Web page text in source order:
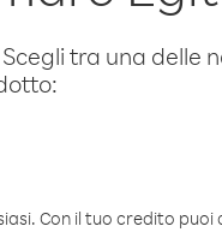
tra una delle
Con il tuo credito